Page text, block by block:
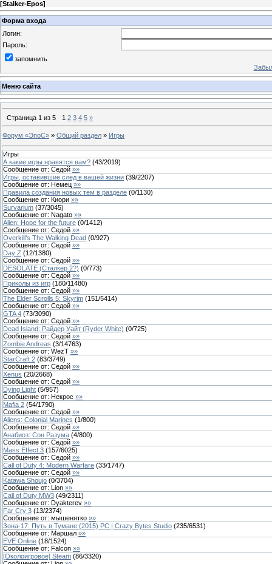
[Stalker-Epos]
Форма входа
Логин:
Пароль:
запомнить
Меню сайта
Страница 1 из 5 1 2 3 4 5 »
Форум «ЭпоС» » Общий раздел » Игры
Игры
А какие игры нравятся вам? (43/2019)
Сообщение от: Седой »»
Игры, оставившие след в вашей жизни (39/2207)
Сообщение от: Немец »»
Правила создания новых тем в разделе (0/1130)
Сообщение от: Киори »»
Survarium (37/3045)
Сообщение от: Nagato »»
Alien: Hope for the future (0/1412)
Сообщение от: Седой »»
Overkill’s The Walking Dead (0/927)
Сообщение от: Седой »»
Day Z (12/1380)
Сообщение от: Седой »»
DESOLATE (Сталкер 2?) (0/773)
Сообщение от: Седой »»
Приколы из игр (180/11480)
Сообщение от: Седой »»
The Elder Scrolls 5: Skyrim (151/5414)
Сообщение от: Седой »»
GTA 4 (73/3090)
Сообщение от: Седой »»
Dead Island: Райдер Уайт (Ryder White) (0/725)
Сообщение от: Седой »»
Zombie Andreas (3/14763)
Сообщение от: WezT »»
StarCraft 2 (83/3749)
Сообщение от: Седой »»
Xenus (20/2668)
Сообщение от: Седой »»
Dying Light (5/957)
Сообщение от: Некрос »»
Mafia 2 (54/1790)
Сообщение от: Седой »»
Aliens: Colonial Marines (1/800)
Сообщение от: Седой »»
Анабиоз: Сон Разума (4/800)
Сообщение от: Седой »»
Mass Effect 3 (157/6025)
Сообщение от: Седой »»
Call of Duty 4: Modern Warfare (33/1747)
Сообщение от: Седой »»
Katawa Shoujo (0/3704)
Сообщение от: Lion »»
Call of Duty MW3 (49/2311)
Сообщение от: Dyakterev »»
Far Cry 3 (13/2374)
Сообщение от: мышенятко »»
Зона-17: Путь в Тумане (2015) РС | Crazy Bytes Studio (235/6531)
Сообщение от: Маршал »»
EVE Online (18/1524)
Сообщение от: Falcon »»
[Околоигровое] Steam (86/3320)